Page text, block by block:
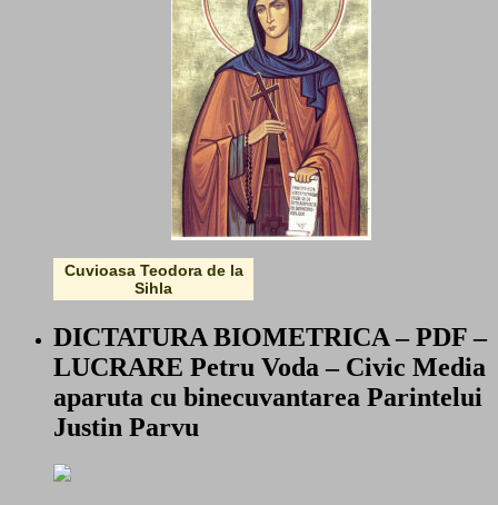
Cuvioasa Teodora de la
Sihla
DICTATURA BIOMETRICA – PDF –
LUCRARE Petru Voda – Civic Media
aparuta cu binecuvantarea Parintelui
Justin Parvu